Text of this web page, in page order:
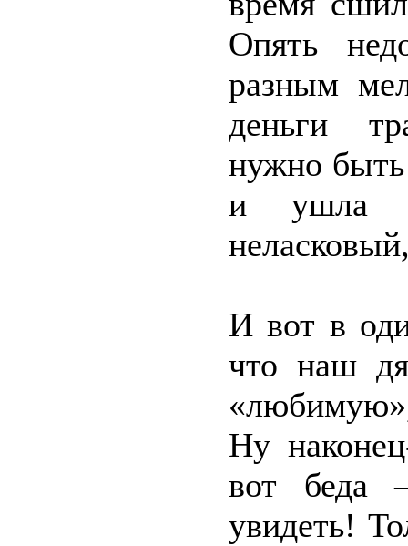
Опять
разным
деньги
нужно
и ушла
И вот в
что наш
Ну
вот беда
увидеть!